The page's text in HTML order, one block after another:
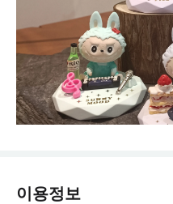
이용정보